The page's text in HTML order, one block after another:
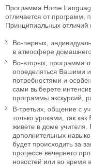
Программа Home
отличается от программ,
Принципиальных отличий
Во-первых,
в атмосфере
Во-вторых, программа
определяться Вашими
потребностями и
сами выберете
программы экскурсий,
В-третьих, общение с
только уроками, так
живете в доме
дополнительных
будет происходить за
процессе вечернего
новостей или во время